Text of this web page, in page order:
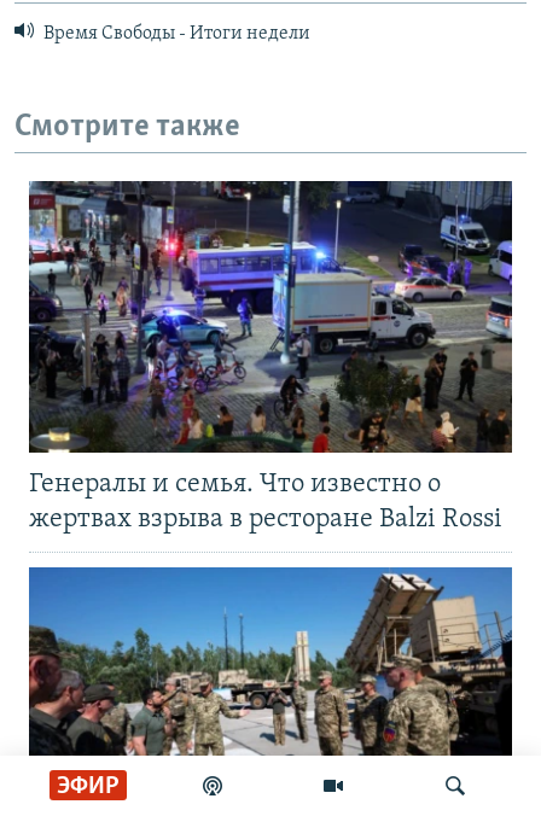
ЭФИР
Время Свободы - Итоги недели
Смотрите также
Генералы и семья. Что известно о
жертвах взрыва в ресторане Balzi Rossi